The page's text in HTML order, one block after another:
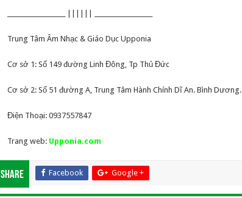
Trung Tâm Âm Nhạc & Giáo Dục Upponia
Cơ sở 1: Số 149 đường Linh Đông, Tp Thủ Đức
Cơ sở 2: Số 51 đường A, Trung Tâm Hành Chính Dĩ An. Bình Dương.
Điện Thoại: 0937557847
Trang web: Upponia.com
Share Facebook Google +